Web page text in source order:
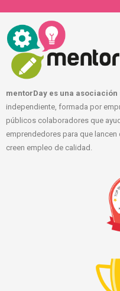
mentorDay es una
independiente, formada por
públicos colaboradores que
emprendedores para que
creen empleo de calidad.